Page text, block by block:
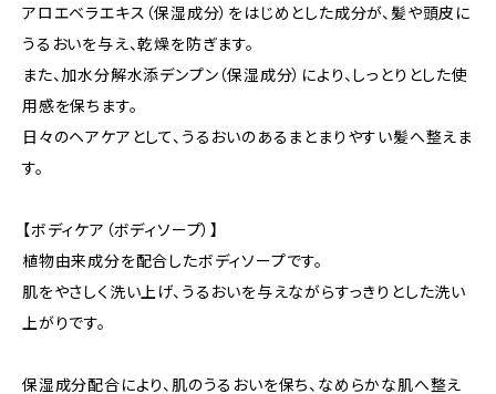
アロエベラエキス（保湿成分）をはじめとした成分が、髪や頭皮に
うるおいを与え、乾燥を防ぎます。
また、加水分解水添デンプン（保湿成分）により、しっとりとした使
用感を保ちます。
日々のヘアケアとして、うるおいのあるまとまりやすい髪へ整えま
す。
【ボディケア（ボディソープ）】
植物由来成分を配合したボディソープです。
肌をやさしく洗い上げ、うるおいを与えながらすっきりとした洗い
上がりです。
保湿成分配合により、肌のうるおいを保ち、なめらかな肌へ整え